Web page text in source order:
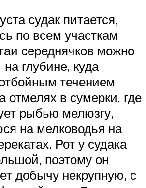
судак питается,
по всем участкам
середнячков можно
на глубине, куда
течением
отмелях в сумерки, где
рыбью мелюзгу,
на мелководья на
Рот у судака
поэтому он
добычу некрупную, с